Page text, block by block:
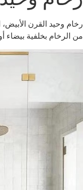
رخام وحيد القرن
من الرخام بخلفية بيضاء